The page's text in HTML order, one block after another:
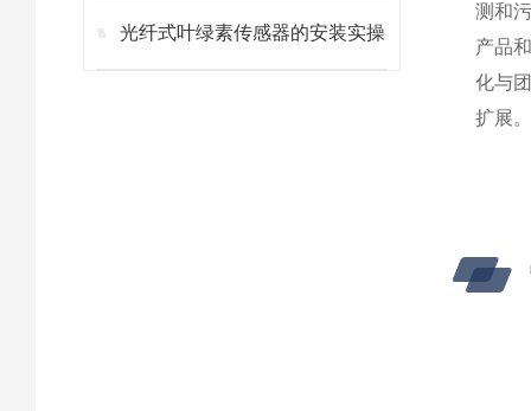
光纤式叶绿素传感器的安装实操
测和
产品
化与
扩展